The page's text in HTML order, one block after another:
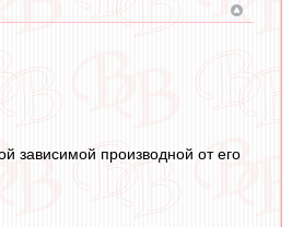
зависимой производной от его